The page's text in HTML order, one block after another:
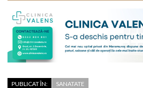
PUBLICAT ÎN:
SANATATE